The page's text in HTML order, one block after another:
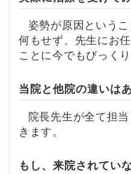
姿勢が原因というこ
何もせず、先生にお
ことに今でもびっくり
当院と他院の違いは
院長先生が全て担
きます。
もし、来院されてい